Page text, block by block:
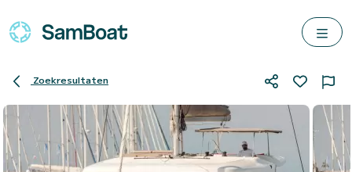
Zoekresultaten